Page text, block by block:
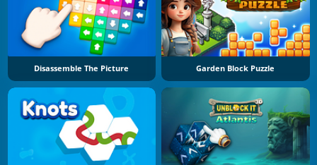
Disassemble The Picture Garden Block Puzzle